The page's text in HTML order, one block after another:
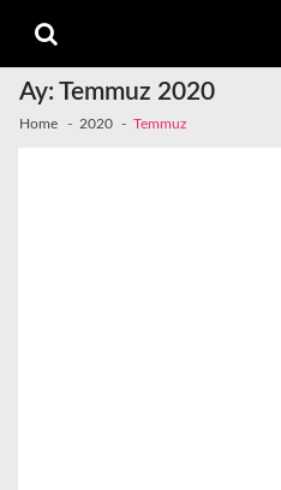
navigation
content
Ay:Temmuz 2020
Home 2020 Temmuz